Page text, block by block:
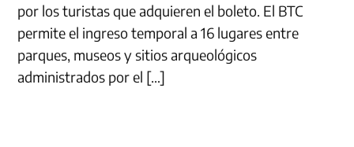
por los turistas que adquieren el boleto. El BTC
permite el ingreso temporal a 16 lugares entre
parques, museos y sitios arqueológicos
administrados por el […]